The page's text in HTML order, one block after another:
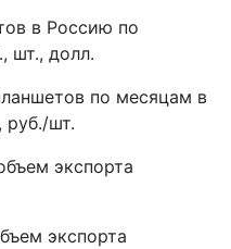
в Россию по
шт., долл.
по месяцам в
руб./шт.
экспорта
экспорта